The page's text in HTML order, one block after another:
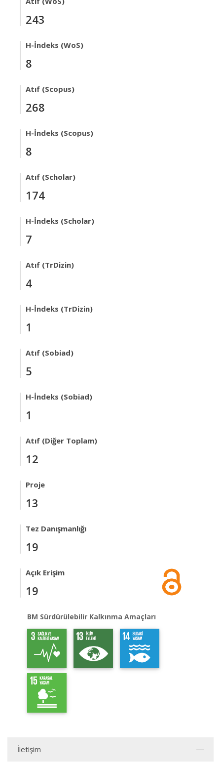
243
H-İndeks (WoS)
8
Atıf (Scopus)
268
H-İndeks (Scopus)
8
Atıf (Scholar)
174
H-İndeks (Scholar)
7
Atıf (TrDizin)
4
H-İndeks (TrDizin)
1
Atıf (Sobiad)
5
H-İndeks (Sobiad)
1
Atıf (Diğer Toplam)
12
Proje
13
Tez Danışmanlığı
19
Açık Erişim
19
BM Sürdürülebilir Kalkınma Amaçları
İletişim